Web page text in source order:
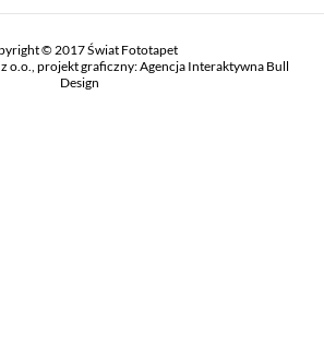
© 2017 Świat Fototapet
o.o. , projekt graficzny:Agencja Interaktywna Bull
Design